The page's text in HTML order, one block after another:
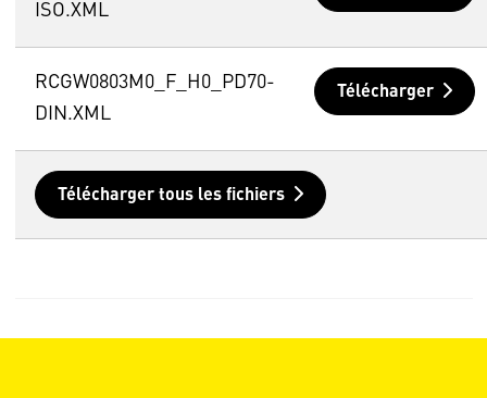
ISO.XML
RCGW0803M0_F_H0_PD70-
DIN.XML
Télécharger
Télécharger tous les fichiers